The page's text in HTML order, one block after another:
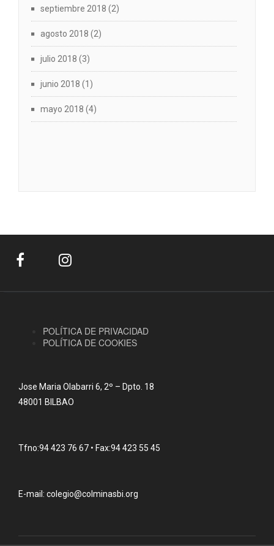
septiembre 2018 (2)
agosto 2018 (2)
julio 2018 (3)
junio 2018 (1)
mayo 2018 (4)
POLÍTICA DE PRIVACIDAD
POLÍTICA DE COOKIES
Jose Maria Olabarri 6, 2º – Dpto. 18
48001 BILBAO
Tfno:94 423 76 67 • Fax:94 423 55 45
E-mail: colegio@colminasbi.org